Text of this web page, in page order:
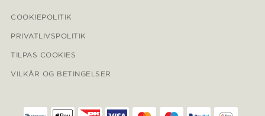
COOKIEPOLITIK
PRIVATLIVSPOLITIK
TILPAS COOKIES
VILKÅR OG BETINGELSER